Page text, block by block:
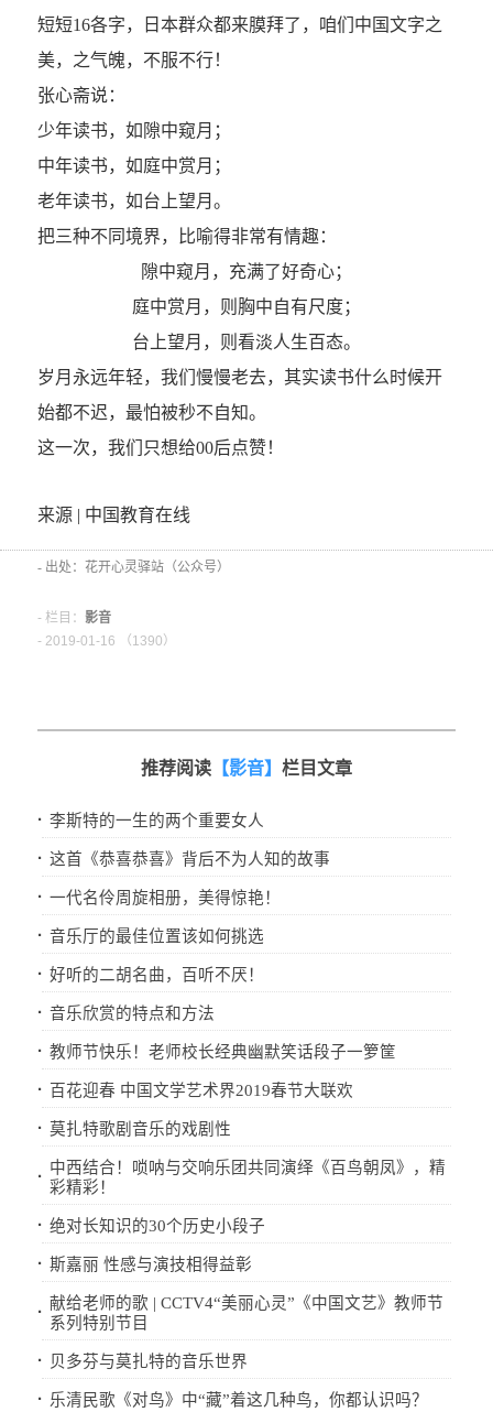
短短16各字，日本群众都来膜拜了，咱们中国文字之
美，之气魄，不服不行！
张心斋说：
少年读书，如隙中窥月；
中年读书，如庭中赏月；
老年读书，如台上望月。
把三种不同境界，比喻得非常有情趣：
隙中窥月，充满了好奇心；
庭中赏月，则胸中自有尺度；
台上望月，则看淡人生百态。
岁月永远年轻，我们慢慢老去，其实读书什么时候开
始都不迟，最怕被秒不自知。
这一次，我们只想给00后点赞！
来源 | 中国教育在线
- 出处：花开心灵驿站（公众号）
- 栏目： 影音
- 2019-01-16 （1390）
推荐阅读 【影音】 栏目文章
· 李斯特的一生的两个重要女人
· 这首《恭喜恭喜》背后不为人知的故事
· 一代名伶周旋相册，美得惊艳！
· 音乐厅的最佳位置该如何挑选
· 好听的二胡名曲，百听不厌！
· 音乐欣赏的特点和方法
· 教师节快乐！老师校长经典幽默笑话段子一箩筐
· 百花迎春 中国文学艺术界2019春节大联欢
· 莫扎特歌剧音乐的戏剧性
· 中西结合！唢呐与交响乐团共同演绎《百鸟朝凤》，精
彩精彩！
· 绝对长知识的30个历史小段子
· 斯嘉丽 性感与演技相得益彰
· 献给老师的歌 | CCTV4“美丽心灵”《中国文艺》教师节
系列特别节目
· 贝多芬与莫扎特的音乐世界
· 乐清民歌《对鸟》中“藏”着这几种鸟，你都认识吗？